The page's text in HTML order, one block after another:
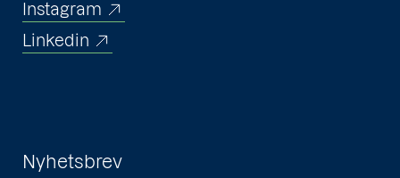
Instagram
Linkedin
Nyhetsbrev